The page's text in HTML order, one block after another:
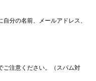
分の名前、メールアドレス、
ご注意ください。（スパム対